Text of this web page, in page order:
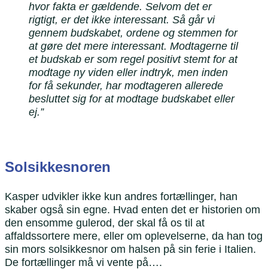
hvor fakta er gældende. Selvom det er
rigtigt, er det ikke interessant. Så går vi
gennem budskabet, ordene og stemmen for
at gøre det mere interessant. Modtagerne til
et budskab er som regel positivt stemt for at
modtage ny viden eller indtryk, men inden
for få sekunder, har modtageren allerede
besluttet sig for at modtage budskabet eller
ej.”
Solsikkesnoren​
Kasper udvikler ikke kun andres fortællinger, han
skaber også sin egne. Hvad enten det er historien om
den ensomme gulerod, der skal få os til at
affaldssortere mere, eller om oplevelserne, da han tog
sin mors solsikkesnor om halsen på sin ferie i Italien.
De fortællinger må vi vente på….